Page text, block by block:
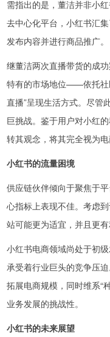
需指出的是，董洁并非小
去中心化平台，小红书汇
发布内容并进行商品推广。
继董洁两次直播带货的成
特有的市场地位——依托社
直播”呈现生活方式。尽管
巨挑战。鉴于用户对小红
转其观念，将其完全视为
小红书的流量困境
供应链伙伴倾向于聚焦于
心指标上表现不佳。考虑
站可能更为适宜，并且更有
小红书电商领域尚处于初
承受着行业巨头的竞争压
拓展电商规模，同时维系“
业务发展的挑战性。
小红书的未来展望